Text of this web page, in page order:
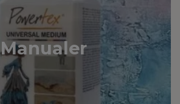
Manualer